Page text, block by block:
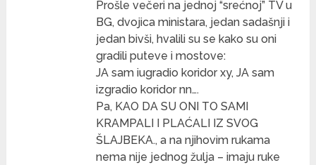
Prošle večeri na jednoj “srećnoj” TV u
BG, dvojica ministara, jedan sadašnji i
jedan bivši, hvalili su se kako su oni
gradili puteve i mostove:
JA sam iugradio koridor xy, JA sam
izgradio koridor nn….
Pa, KAO DA SU ONI TO SAMI
KRAMPALI I PLAĆALI IZ SVOG
ŠLAJBEKA., a na njihovim rukama
nema nije jednog žulja – imaju ruke